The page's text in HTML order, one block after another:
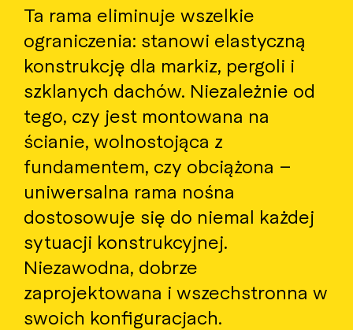
Ta rama eliminuje wszelkie
ograniczenia: stanowi elastyczną
konstrukcję dla markiz, pergoli i
szklanych dachów. Niezależnie od
tego, czy jest montowana na
ścianie, wolnostojąca z
fundamentem, czy obciążona –
uniwersalna rama nośna
dostosowuje się do niemal każdej
sytuacji konstrukcyjnej.
Niezawodna, dobrze
zaprojektowana i wszechstronna w
swoich konfiguracjach.